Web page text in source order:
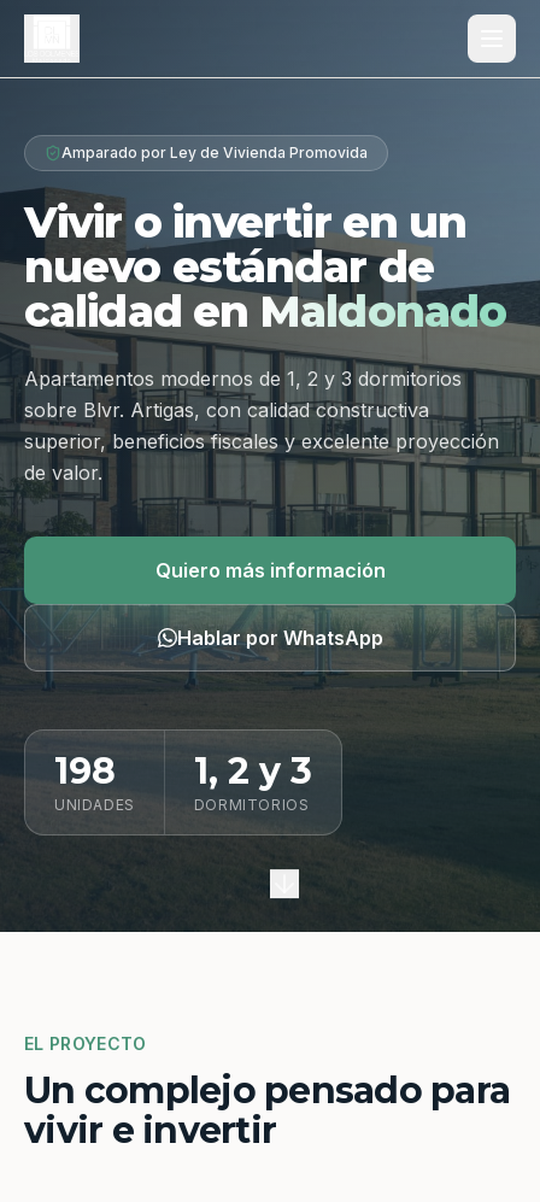
Proyecto
Diferenciales
Tipologías
Galería
Ubicación
Contacto
Hablar por WhatsApp
Amparado por Ley de Vivienda Promovida
Vivir o invertir en un
nuevo estándar de
calidad en Maldonado
Apartamentos modernos de 1, 2 y 3 dormitorios
sobre Blvr. Artigas, con calidad constructiva
superior, beneficios fiscales y excelente proyección
de valor.
Quiero más información
Hablar por WhatsApp
198
UNIDADES
1, 2 y 3
DORMITORIOS
EL PROYECTO
Un complejo pensado para
vivir e invertir